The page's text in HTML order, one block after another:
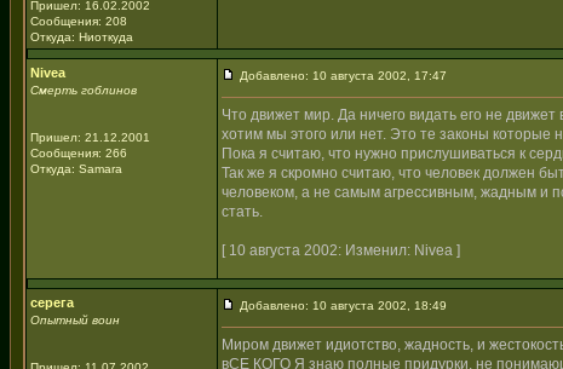
Пришел: 16.02.2002
Сообщения: 208
Откуда: Ниоткуда
Nivea
Смерть гоблинов
Пришел: 21.12.2001
Сообщения: 266
Откуда: Samara
Добавлено: 10 августа 2002, 17:47
Что движет мир. Да ничего видать его не
хотим мы этого или нет. Это те законы
Пока я считаю, что нужно прислушиваться к
Так же я скромно считаю, что человек должен
человеком, а не самым агрессивным, жадным и
стать.
[ 10 августа 2002: Изменил: Nivea ]
серега
Опытный воин
Добавлено: 10 августа 2002, 18:49
Миром движет идиотство, жадность, и
вСЕ КОГО Я знаю полные придурки, не